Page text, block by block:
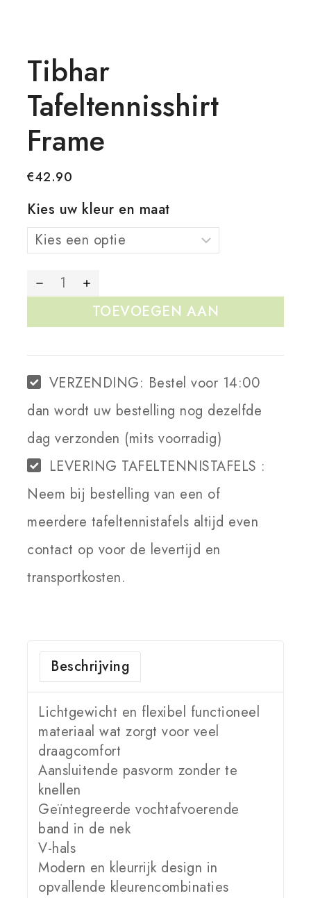
Tibhar
Tafeltennisshirt
Frame
€42.90
Kies uw kleur en maat
TOEVOEGEN AAN
VERZENDING: Bestel voor 14:00
dan wordt uw bestelling nog dezelfde
dag verzonden (mits voorradig)
LEVERING TAFELTENNISTAFELS :
Neem bij bestelling van een of
meerdere tafeltennistafels altijd even
contact op voor de levertijd en
transportkosten.
Beschrijving
Lichtgewicht en flexibel functioneel
materiaal wat zorgt voor veel
draagcomfort
Aansluitende pasvorm zonder te
knellen
Geïntegreerde vochtafvoerende
band in de nek
V-hals
Modern en kleurrijk design in
opvallende kleurencombinaties